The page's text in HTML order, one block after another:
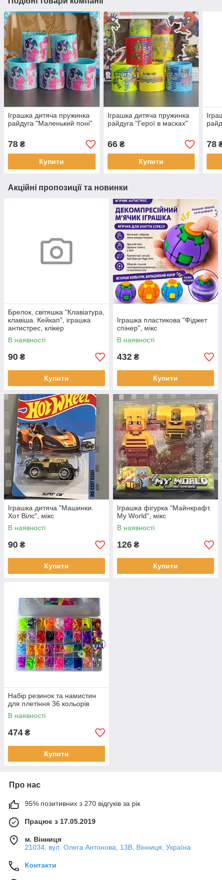
Іграшка дитяча пружинка
райдуга "Маленький поні"
78 ₴
Купити
Іграшка дитяча пружинка
райдуга "Герої в масках"
66₴
Купити
78
Акційні пропозиції та новинки
Брелок, світяшка "Клавіатура,
клавіша. Кейкап", іграшка
антистрес, клікер
В наявності
90 ₴
Купити
Іграшка пластикова "Фіджет
спінер", мікс
В наявності
432 ₴
Купити
Іграшка дитяча "Машинки.
Хот Вілс", мікс
В наявності
90 ₴
Купити
Іграшка фігурка "Майнкрафт.
My World", мікс
В наявності
126 ₴
Купити
Набір резинок та намистин
для плетіння 36 кольорів
В наявності
474 ₴
Купити
Про нас
95% позитивних з 270 відгуків за рік
Працює з 17.05.2019
м. Вінниця
21034, вул. Олега Антонова, 13В, Вінниця, Україна
Контакти